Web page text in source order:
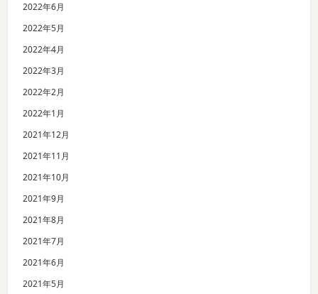
2022年6月
2022年5月
2022年4月
2022年3月
2022年2月
2022年1月
2021年12月
2021年11月
2021年10月
2021年9月
2021年8月
2021年7月
2021年6月
2021年5月